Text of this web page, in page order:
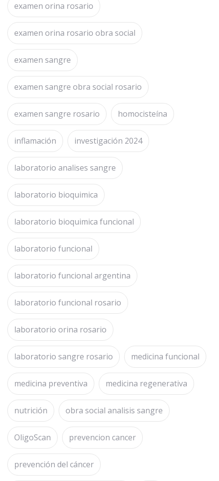
examen orina rosario
examen orina rosario obra social
examen sangre
examen sangre obra social rosario
examen sangre rosario homocisteína
inflamación investigación 2024
laboratorio analises sangre
laboratorio bioquimica
laboratorio bioquimica funcional
laboratorio funcional
laboratorio funcional argentina
laboratorio funcional rosario
laboratorio orina rosario
laboratorio sangre rosario medicina funcional
medicina preventiva medicina regenerativa
nutrición obra social analisis sangre
OligoScan prevencion cancer
prevención del cáncer